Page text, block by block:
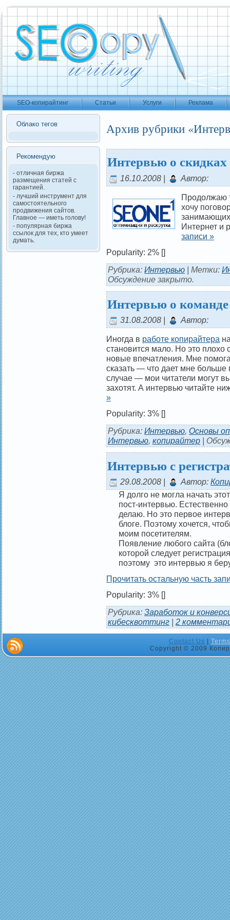
SEO-копирайтинг Статьи Услуги Реклама
Облако тегов
Рекомендую
- отличная биржа
размещения статей с
гарантией.
- лучший инструмент для
самостоятельного
продвижения сайтов.
Главное — иметь голову!
- популярная биржа
ссылок для тех, кто умеет
думать.
Архив рубрики
Интервью о скидках
16.10.2008 | Автор:
Продолжаю
хочу
Интернет и
записи »
Popularity: 2% []
Рубрика: Интервью | Метки:
Обсуждение закрыто.
Интервью о
31.08.2008 | Автор:
Иногда в работе копирайтера
становится мало. Но это плохо
новые впечатления. Мне
сказать — что дает мне
случае — мои читатели могут
захотят. А интервью читайте
»
Popularity: 3% []
Рубрика: Интервью, Основы
Интервью, копирайтер
Интервью с
29.08.2008 | Автор:
Я долго не могла начать
пост-интервью.
делаю. Но это первое
блоге. Поэтому хочется,
моим посетителям.
Появление любого сайта
которой следует
поэтому это интервью я
Прочитать остальную часть
Popularity: 3% []
Рубрика: Заработок и
кибесквоттинг | 2
Contact Us
Copyright © 2009